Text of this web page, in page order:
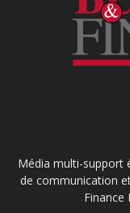
Média multi-support
de communication
Finance